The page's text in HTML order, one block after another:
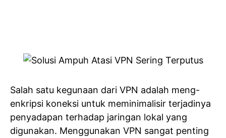
Salah satu kegunaan dari VPN adalah meng-
enkripsi koneksi untuk meminimalisir terjadinya
penyadapan terhadap jaringan lokal yang
digunakan. Menggunakan VPN sangat penting